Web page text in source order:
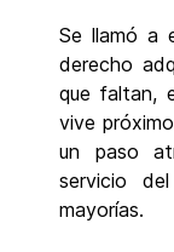
Se llamó a
derecho
que faltan,
vive
un paso
servicio
mayorías.